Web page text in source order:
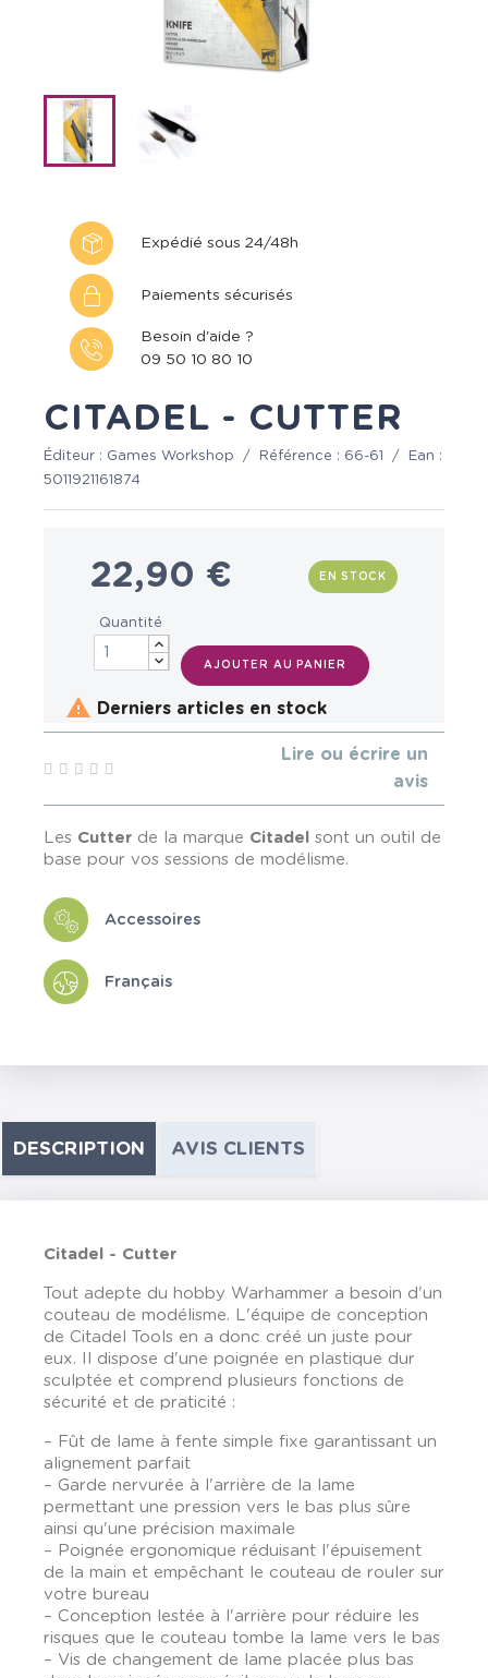
Expédié sous 24/48h
Paiements sécurisés
Besoin d'aide ?
09 50 10 80 10
CITADEL - CUTTER
Éditeur : Games Workshop / Référence : 66-61 /
Ean :
5011921161874
22,90 € EN STOCK
Quantité
AJOUTER AU PANIER
 Derniers articles en stock
Lire ou écrire un
avis
Les Cutter de la marque Citadel sont un outil de
base pour vos sessions de modélisme.
Accessoires
Français
DESCRIPTION AVIS CLIENTS
Citadel - Cutter
Tout adepte du hobby Warhammer a besoin d'un
couteau de modélisme. L'équipe de conception
de Citadel Tools en a donc créé un juste pour
eux. Il dispose d'une poignée en plastique dur
sculptée et comprend plusieurs fonctions de
sécurité et de praticité :
– Fût de lame à fente simple fixe garantissant un
alignement parfait
– Garde nervurée à l'arrière de la lame
permettant une pression vers le bas plus sûre
ainsi qu'une précision maximale
– Poignée ergonomique réduisant l'épuisement
de la main et empêchant le couteau de rouler sur
votre bureau
– Conception lestée à l'arrière pour réduire les
risques que le couteau tombe la lame vers le bas
– Vis de changement de lame placée plus bas